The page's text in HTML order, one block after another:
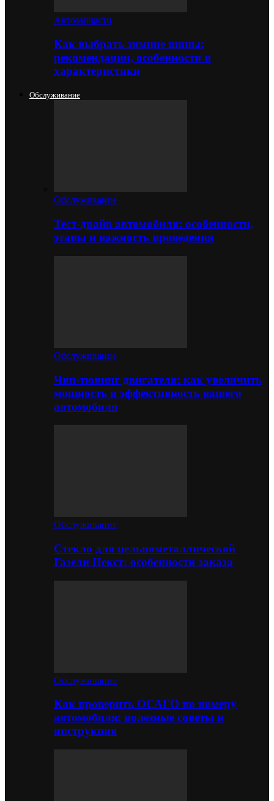
Автозапчасти
Как выбрать зимние шины:
рекомендации, особенности и
характеристики
Обслуживание
Обслуживание
Тест-драйв автомобиля: особенности,
этапы и важность проведения
Обслуживание
Чип-тюнинг двигателя: как увеличить
мощность и эффективность вашего
автомобиля
Обслуживание
Стекло для цельнометаллической
Газели Некст: особенности заказа
Обслуживание
Как проверить ОСАГО по номеру
автомобиля: полезные советы и
инструкция